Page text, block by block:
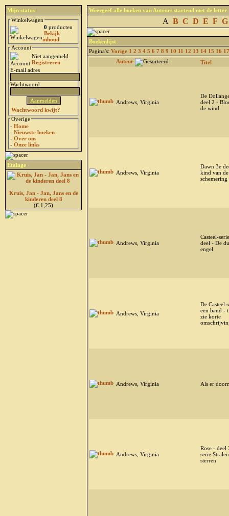
Mijn status
Winkelwagen
0 producten
Bekijk
inhoud
Account
Niet aangemeld
Registreren
E-mail adres
Wachtwoord
Wachtwoord kwijt?
Overige
- Home
- Nieuwste boeken
- Over ons
- Onze links
Etalage
Kruis, Jan - Jan, Jans en de
kinderen deel 8
(€ 1,25)
Weergeef alle boeken van Auteurs startend met de letter
A B C D E F G
Boekenlijst
Pagina's: Vorige 1 2 3 4 5 6 7 8 9 10 11 12 13 14 15 16 17
Auteur
Titel
Andrews, Virginia
De
deel 2 -
de wind
Andrews, Virginia
Dawn 3e
kind van de
schemering
Andrews, Virginia
Casteel-
deel - De
engel
Andrews, Virginia
De Casteel
een band -
zie korte
Andrews, Virginia Als er
Andrews, Virginia
Rose - deel
serie
sterren